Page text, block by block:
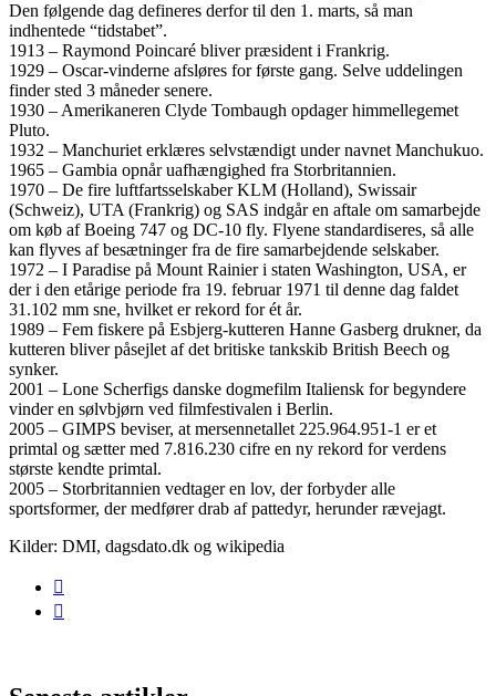
Den følgende dag defineres derfor til den 1. marts, så man
indhentede “tidstabet”.
1913 – Raymond Poincaré bliver præsident i Frankrig.
1929 – Oscar-vinderne afsløres for første gang. Selve uddelingen
finder sted 3 måneder senere.
1930 – Amerikaneren Clyde Tombaugh opdager himmellegemet
Pluto.
1932 – Manchuriet erklæres selvstændigt under navnet Manchukuo.
1965 – Gambia opnår uafhængighed fra Storbritannien.
1970 – De fire luftfartsselskaber KLM (Holland), Swissair
(Schweiz), UTA (Frankrig) og SAS indgår en aftale om samarbejde
om køb af Boeing 747 og DC-10 fly. Flyene standardiseres, så alle
kan flyves af besætninger fra de fire samarbejdende selskaber.
1972 – I Paradise på Mount Rainier i staten Washington, USA, er
der i den etårige periode fra 19. februar 1971 til denne dag faldet
31.102 mm sne, hvilket er rekord for ét år.
1989 – Fem fiskere på Esbjerg-kutteren Hanne Gasberg drukner, da
kutteren bliver påsejlet af det britiske tankskib British Beech og
synker.
2001 – Lone Scherfigs danske dogmefilm Italiensk for begyndere
vinder en sølvbjørn ved filmfestivalen i Berlin.
2005 – GIMPS beviser, at mersennetallet 225.964.951-1 er et
primtal og sætter med 7.816.230 cifre en ny rekord for verdens
største kendte primtal.
2005 – Storbritannien vedtager en lov, der forbyder alle
sportsformer, der medfører drab af pattedyr, herunder rævejagt.
Kilder: DMI, dagsdato.dk og wikipedia